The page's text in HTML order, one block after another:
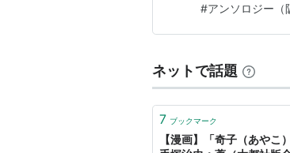
丞阪神鉄道の夜/
#アンソロジー（
ネットで話題
7 ブックマーク
【漫画】「奇子（あやこ）